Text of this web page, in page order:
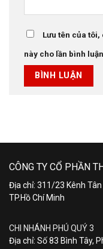
Lưu tên của
này cho lần bình
CÔNG TY CỔ PHẦN
Địa chỉ: 311/23 Kênh
TP.Hồ Chí Minh
CHI NHÁNH PHÚ QUÝ 3
Địa chỉ: Số 83 Bình Tây,